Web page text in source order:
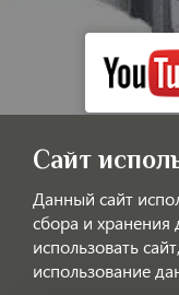
Сайт
Данный сайт
сбора и
использовать
использование